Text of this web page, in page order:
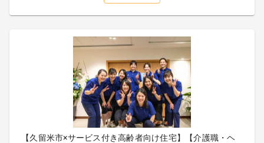
【久留米市×サービス付き高齢者向け住宅】【介護職・ヘ